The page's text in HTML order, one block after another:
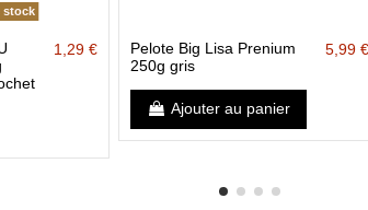
stock
1,29 €
Pelote Big Lisa Prenium
250g gris
5,99 €
Ajouter au panier